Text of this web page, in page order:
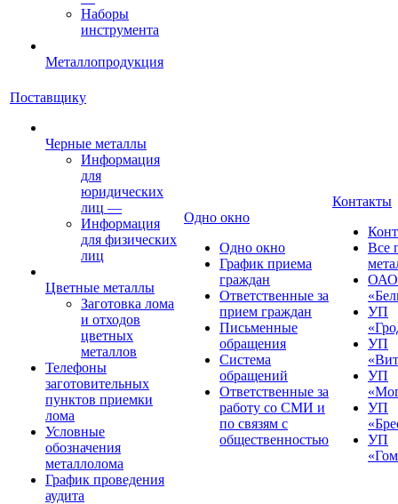
Наборы
инструмента
Металлопродукция
Поставщику
Черные металлы
Информация
для
юридических
лиц —
Информация
для физических
лиц
Цветные металлы
Заготовка лома
и отходов
цветных
металлов
Телефоны
заготовительных
пунктов приемки
лома
Условные
обозначения
металлолома
График проведения
аудита
Одно окно
Одно окно
График приема
граждан
Ответственные за
прием граждан
Письменные
обращения
Система
обращений
Ответственные за
работу со СМИ и
по связям с
общественностью
Контакты
Все
ОАО
УП
УП
УП
УП
УП